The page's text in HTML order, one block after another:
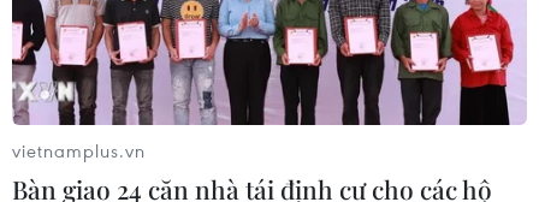
chạm mức cao nhất trong 7 tuần
06/08/2026 08:36
Xăng dầu trong nước đồng loạt giảm,
E10RON95-III xuống còn 22.324
vietnamplus.vn
Bàn giao 24 căn nhà tái định cư cho các hộ